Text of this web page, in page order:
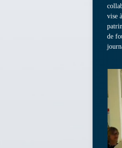
vise
de